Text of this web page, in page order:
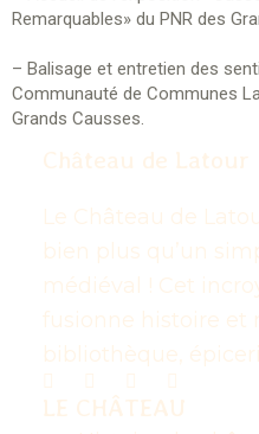
Remarquables» du PNR des
– Balisage et entretien des
Communauté de Communes
Grands Causses.
Château de Latour
Le Château de
bien plus qu’un
médiéval ! Cet
fusionne histoire et
bibliothèque,
LE CHÂTEAU